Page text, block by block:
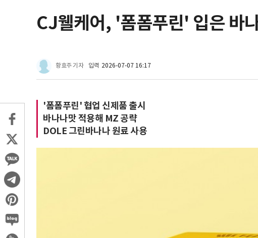
CJ웰케어, '폼폼푸린' 입은 바
황효주 기자 입력 2026-07-07 16:17
'폼폼푸린' 협업 신제품 출시
바나나맛 적용해 MZ 공략
DOLE 그린바나나 원료 사용